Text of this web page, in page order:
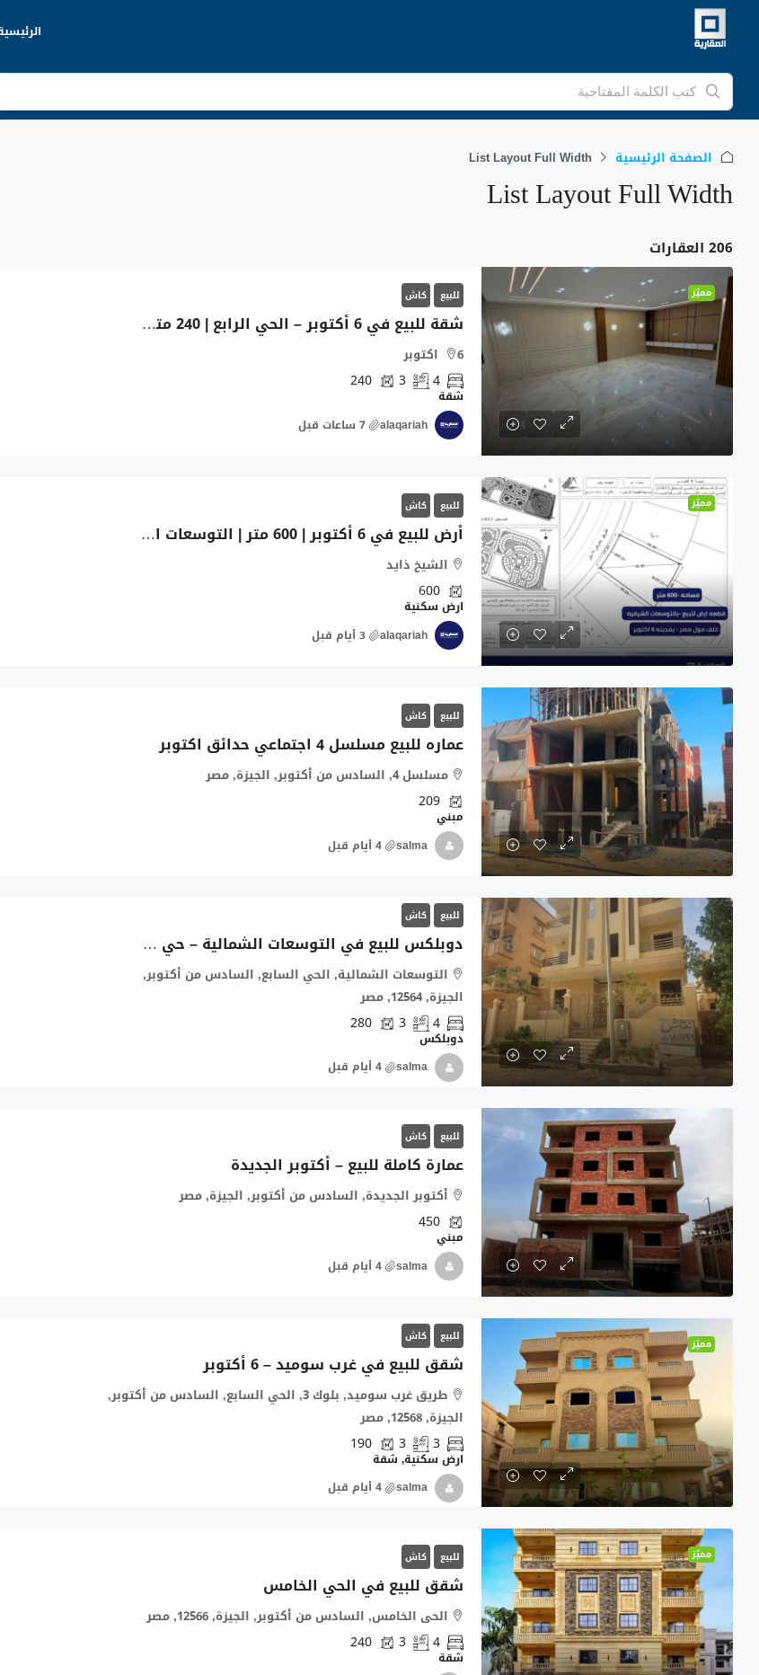
الصفحة الرئيسية List Layout Full Width
List Layout Full Width
206 العقارات
مميّز للبيع كاش
شقة للبيع في 6 أكتوبر – الحي الرابع | 240 متر | بجوار مدرسة رويال إنترناشونال
6 اكتوبر
4
3
240
شقة
alaqariah
مميّز للبيع كاش
أرض للبيع في 6 أكتوبر | 600 متر | التوسعات الشرقية | خلف مول مصر | ترخيص فيلات
الشيخ ذايد
600
ارض سكنية
alaqariah
للبيع كاش
عماره للبيع مسلسل 4 اجتماعي حدائق اكتوبر
مسلسل 4, السادس من أكتوبر, الجيزة, مصر
209
مبني
salma
للبيع كاش
دوبلكس للبيع في التوسعات الشمالية – حي البوليفارد
التوسعات الشمالية, الحي السابع, السادس من أكتوبر,
الجيزة, 12564, مصر
4
3
280
دوبلكس
salma
للبيع كاش
عمارة كاملة للبيع – أكتوبر الجديدة
أكتوبر الجديدة, السادس من أكتوبر, الجيزة, مصر
450
مبني
salma
مميّز للبيع كاش
شقق للبيع في غرب سوميد – 6 أكتوبر
طريق غرب سوميد, بلوك 3, الحي السابع, السادس من أكتوبر,
الجيزة, 12568, مصر
3
3
190
ارض سكنية, شقة
salma
مميّز للبيع كاش
شقق للبيع في الحي الخامس
الحى الخامس, السادس من أكتوبر, الجيزة, 12566, مصر
4
3
240
شقة